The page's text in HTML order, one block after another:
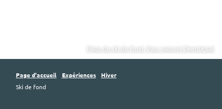
Piste de ski de fond, Parc naturel Diemtigtal
Page d'accueil Expériences
Hiver
Ski de fond